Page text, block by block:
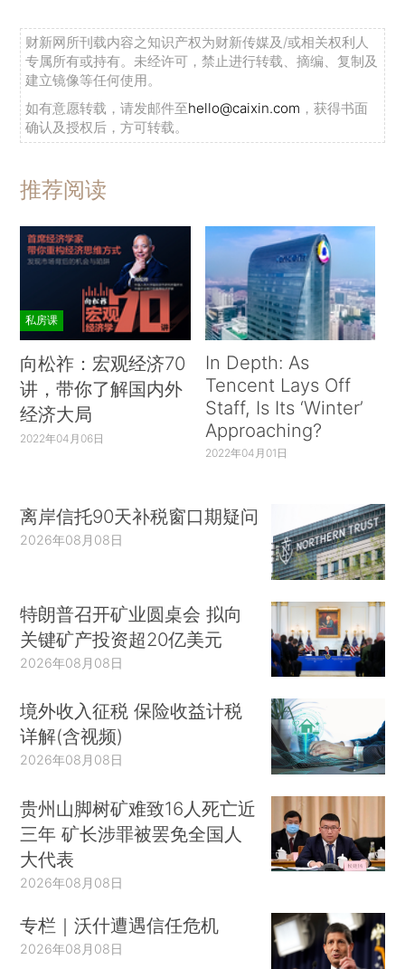
财新网所刊载内容之知识产权为财新传媒及/或相关权利人
专属所有或持有。未经许可，禁止进行转载、摘编、复制及
建立镜像等任何使用。
如有意愿转载，请发邮件至hello@caixin.com ，获得书面
确认及授权后，方可转载。
推荐阅读
私房课
向松祚：宏观经济70
讲，带你了解国内外
经济大局
2022年04月06日
In Depth: As
Tencent Lays Off
Staff, Is Its ‘Winter’
Approaching?
2022年04月01日
离岸信托90天补税窗口期疑问
2026年08月08日
特朗普召开矿业圆桌会 拟向
关键矿产投资超20亿美元
2026年08月08日
境外收入征税 保险收益计税
详解(含视频)
2026年08月08日
贵州山脚树矿难致16人死亡近
三年 矿长涉罪被罢免全国人
大代表
2026年08月08日
专栏｜沃什遭遇信任危机
2026年08月08日